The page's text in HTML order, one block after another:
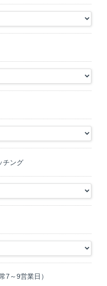
検査結果は統計学的可能性を示
ることがあります。
型を含む検査項目は判定不
という）は、採取した検体（口
を抽出し、DNAを最新の分
Generation Sequencing) に
Polymorphisms) のDNA型を評
の研究結果に基づいてい
より、検査結果が適宜変更さ
チング
7～9営業日）